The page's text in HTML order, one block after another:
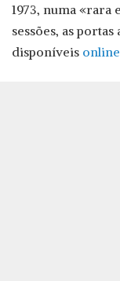
1973, numa «rara
sessões, as
disponíveis online